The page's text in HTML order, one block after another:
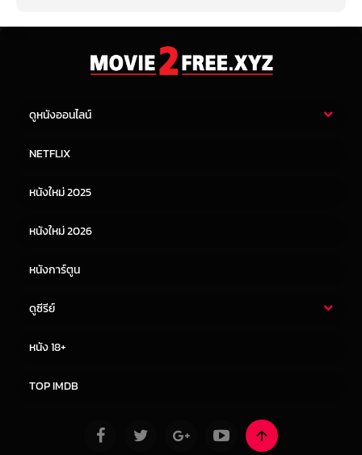
ดูหนังออนไลน์
หนังจีน
NETFLIX
หนังใหม่ 2025
หนังใหม่ 2026
หนังการ์ตูน
ดูซีรีย์
หนัง 18+
TOP IMDB